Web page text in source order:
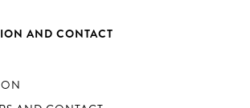
AND CONTACT